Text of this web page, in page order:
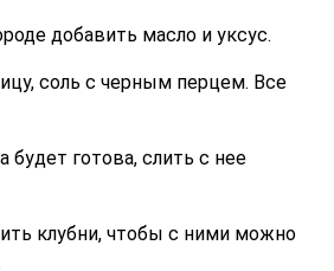
добавить масло и уксус.
соль с черным перцем. Все
будет готова, слить с нее
клубни, чтобы с ними можно